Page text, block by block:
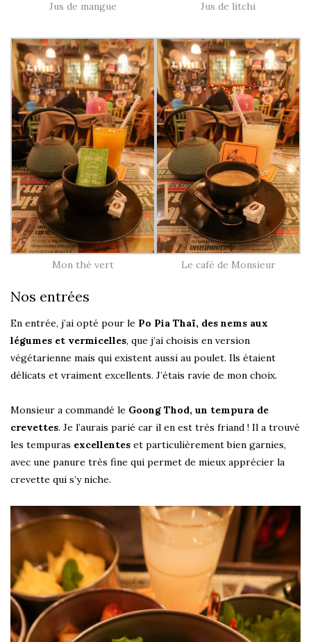
Jus de mangue Jus de litchi
Mon thé vert Le café de Monsieur
Nos entrées
En entrée, j’ai opté pour le Po Pia Thaï, des nems aux
légumes et vermicelles, que j’ai choisis en version
végétarienne mais qui existent aussi au poulet. Ils étaient
délicats et vraiment excellents. J’étais ravie de mon choix.
Monsieur a commandé le Goong Thod, un tempura de
crevettes. Je l’aurais parié car il en est très friand ! Il a trouvé
les tempuras excellentes et particulièrement bien garnies,
avec une panure très fine qui permet de mieux apprécier la
crevette qui s’y niche.